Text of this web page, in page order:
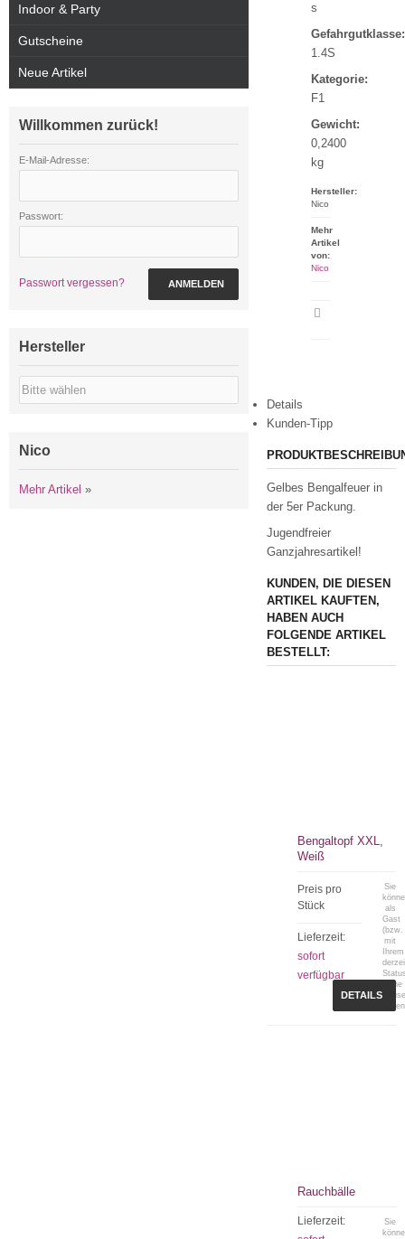
s
Gefahrgutklasse:
1.4S
Kategorie:
F1
Gewicht:
0,2400
kg
Hersteller:
Nico
Mehr
Artikel
von:
Nico
Details
Kunden-Tipp
Gelbes Bengalfeuer in
der 5er Packung.
Jugendfreier
Ganzjahresartikel!
KUNDEN, DIE DIESEN
ARTIKEL KAUFTEN,
HABEN AUCH
FOLGENDE ARTIKEL
BESTELLT:
Bengaltopf XXL,
Weiß
Preis pro
Stück
Lieferzeit:
sofort
verfügbar
Sie
als
Gast
(bzw.
mit
Ihrem
keine
DETAILS
Rauchbälle
Lieferzeit:
Sie
Indoor & Party
Gutscheine
Neue Artikel
Willkommen zurück!
E-Mail-Adresse:
Passwort:
Passwort vergessen? ANMELDEN
Hersteller
Nico
Mehr Artikel »